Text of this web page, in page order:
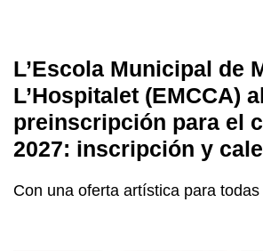
L’Escola Municipal de
L’Hospitalet (EMCCA)
preinscripción para el
2027: inscripción y
Con una oferta artística para